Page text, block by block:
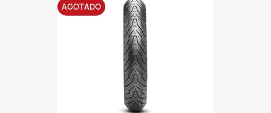
AGOTADO